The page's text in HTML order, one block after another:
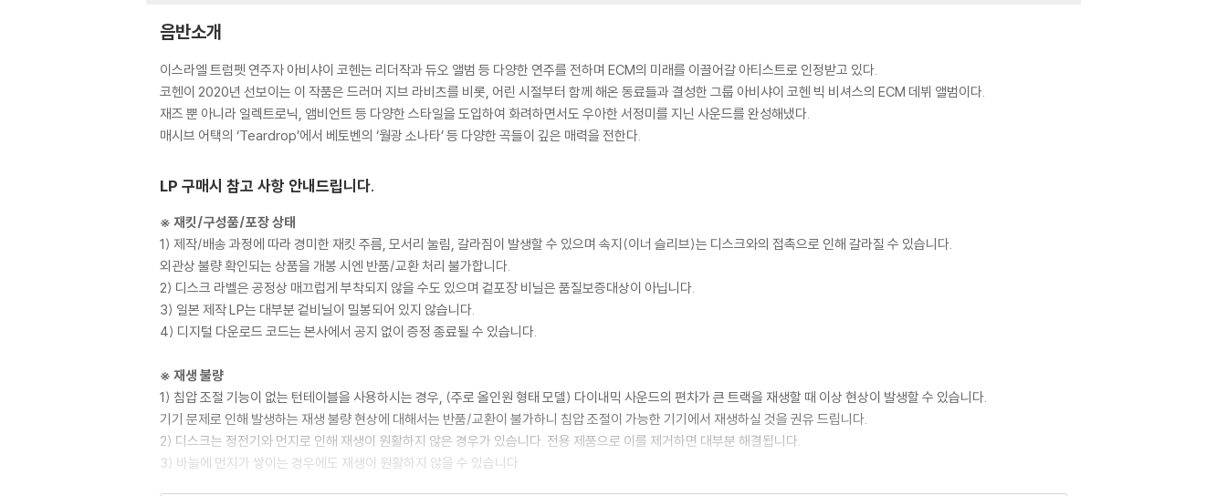
음반소개
이스라엘 트럼펫 연주자 아비샤이 코헨는 리더작과 듀오 앨범 등 다양한 연주를 전하며 ECM의 미래를 이끌어갈 아티스트로 인정받고 있다.
코헨이 2020년 선보이는 이 작품은 드러머 지브 라비츠를 비롯, 어린 시절부터 함께 해온 동료들과 결성한 그룹 아비샤이 코헨 빅 비셔스의 ECM 데뷔 앨범이다.
재즈 뿐 아니라 일렉트로닉, 앰비언트 등 다양한 스타일을 도입하여 화려하면서도 우아한 서정미를 지닌 사운드를 완성해냈다.
매시브 어택의 ‘Teardrop’에서 베토벤의 ‘월광 소나타’ 등 다양한 곡들이 깊은 매력을 전한다.
LP 구매시 참고 사항 안내드립니다.
※ 재킷/구성품/포장 상태
1) 제작/배송 과정에 따라 경미한 재킷 주름, 모서리 눌림, 갈라짐이 발생할 수 있으며 속지(이너 슬리브)는 디스크와의 접촉으로 인해 갈라질 수 있습니다.
외관상 불량 확인되는 상품을 개봉 시엔 반품/교환 처리 불가합니다.
2) 디스크 라벨은 공정상 매끄럽게 부착되지 않을 수도 있으며 겉포장 비닐은 품질보증대상이 아닙니다.
3) 일본 제작 LP는 대부분 겉비닐이 밀봉되어 있지 않습니다.
4) 디지털 다운로드 코드는 본사에서 공지 없이 증정 종료될 수 있습니다.
※ 재생 불량
1) 침압 조절 기능이 없는 턴테이블을 사용하시는 경우, (주로 올인원 형태 모델) 다이내믹 사운드의 편차가 큰 트랙을 재생할 때 이상 현상이 발생할 수 있습니다.
기기 문제로 인해 발생하는 재생 불량 현상에 대해서는 반품/교환이 불가하니 침압 조절이 가능한 기기에서 재생하실 것을 권유 드립니다.
2) 디스크는 정전기와 먼지로 인해 재생이 원활하지 않은 경우가 있습니다. 전용 제품으로 이를 제거하면 대부분 해결됩니다.
3) 바늘에 먼지가 쌓이는 경우에도 재생이 원활하지 않을 수 있습니다.